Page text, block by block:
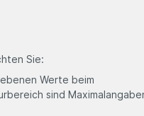
Sie:
Werte beim
sind